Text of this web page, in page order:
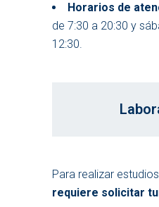
Horarios de
de 7:30 a 20:30 y
12:30.
Para realizar
requiere solicitar